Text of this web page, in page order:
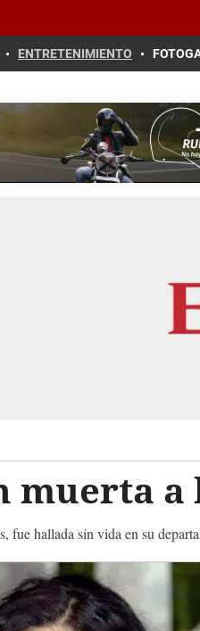
ENTRETENIMIENTO
a
fue hallada sin vida en su